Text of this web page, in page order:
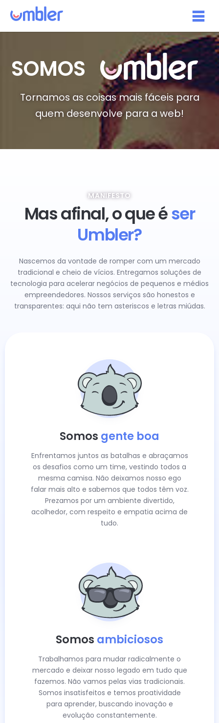
SOMOS
Tornamos as coisas mais fáceis para
quem desenvolve para a web!
MANIFESTO
Mas afinal,o que éser
Umbler?
Nascemos da vontade de romper com um mercado
tradicional e cheio de vícios. Entregamos soluções de
tecnologia para acelerar negócios de pequenos e médios
empreendedores. Nossos serviços são honestos e
transparentes: aqui não tem asteriscos e letras miúdas.
Somos gente boa
Enfrentamos juntos as batalhas e abraçamos
os desafios como um time, vestindo todos a
mesma camisa. Não deixamos nosso ego
falar mais alto e sabemos que todos têm voz.
Prezamos por um ambiente divertido,
acolhedor, com respeito e empatia acima de
tudo.
Somos ambiciosos
Trabalhamos para mudar radicalmente o
mercado e deixar nosso legado em tudo que
fazemos. Não vamos pelas vias tradicionais.
Somos insatisfeitos e temos proatividade
para aprender, buscando inovação e
evolução constantemente.